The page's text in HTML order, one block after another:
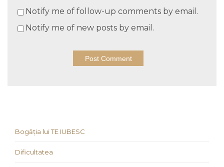
Notify me of follow-up comments by email.
Notify me of new posts by email.
Bogăția lui TE IUBESC
Dificultatea